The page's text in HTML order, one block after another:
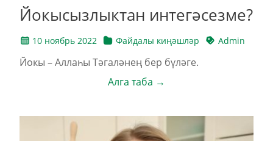
Йокысызлыктан интегәсезме?
10 ноябрь 2022 Файдалы киңәшләр Admin
Йокы – Аллаһы Тәгаләнең бер бүләге.
Алга таба →